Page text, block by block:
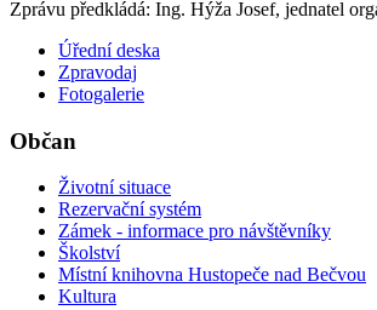
Zprávu předkládá: Ing. Hýža Josef, jednatel
Úřední deska
Zpravodaj
Fotogalerie
Občan
Životní situace
Rezervační systém
Zámek - informace pro návštěvníky
Školství
Místní knihovna Hustopeče nad Bečvou
Kultura